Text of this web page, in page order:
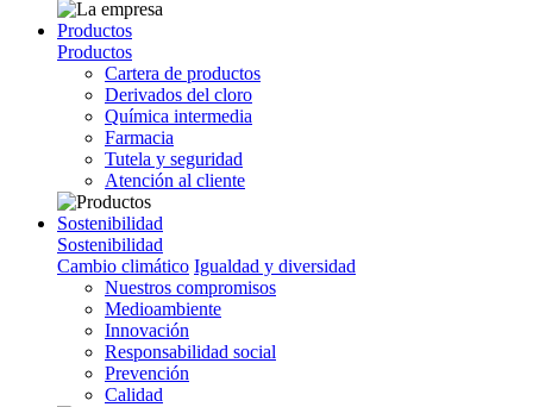
Productos
Productos
Cartera de productos
Derivados del cloro
Química intermedia
Farmacia
Tutela y seguridad
Atención al cliente
Sostenibilidad
Sostenibilidad
Cambio climático Igualdad y diversidad
Nuestros compromisos
Medioambiente
Innovación
Responsabilidad social
Prevención
Calidad